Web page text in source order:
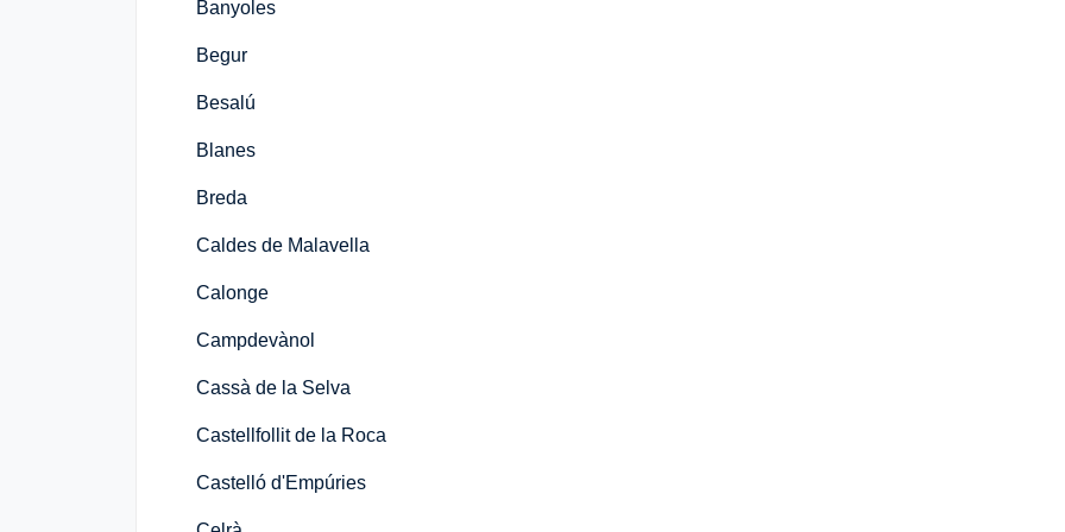
Banyoles
Begur
Besalú
Blanes
Breda
Caldes de Malavella
Calonge
Campdevànol
Cassà de la Selva
Castellfollit de la Roca
Castelló d'Empúries